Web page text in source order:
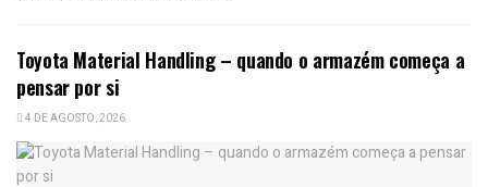
Toyota Material Handling – quando o armazém começa a
pensar por si
4 DE AGOSTO, 2026